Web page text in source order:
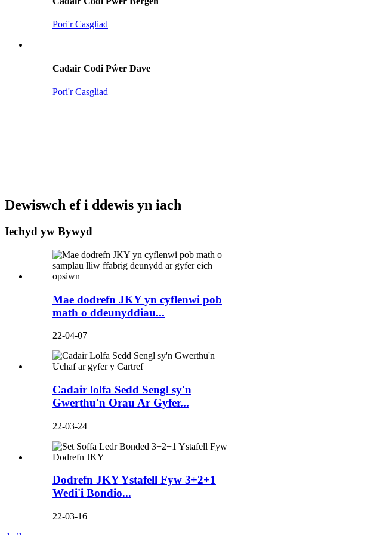
Pori'r Casgliad
Cadair Codi Pŵer Dave
Pori'r Casgliad
Dewiswch ef i ddewis yn iach
Iechyd yw Bywyd
Mae dodrefn JKY yn cyflenwi pob
math o ddeunyddiau...
22-04-07
Cadair lolfa Sedd Sengl sy'n
Gwerthu'n Orau Ar Gyfer...
22-03-24
Dodrefn JKY Ystafell Fyw 3+2+1
Wedi'i Bondio...
22-03-16